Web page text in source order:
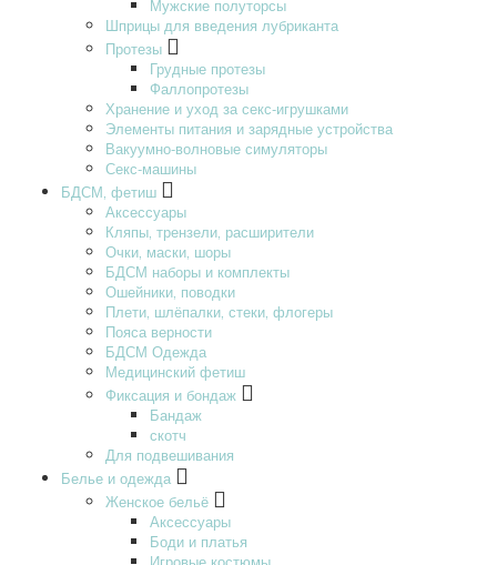
Мужские полуторсы
Шприцы для введения лубриканта
Протезы
Грудные протезы
Фаллопротезы
Хранение и уход за секс-игрушками
Элементы питания и зарядные устройства
Вакуумно-волновые симуляторы
Секс-машины
БДСМ‚ фетиш
Аксессуары
Кляпы‚ трензели‚ расширители
Очки‚ маски‚ шоры
БДСМ наборы и комплекты
Ошейники‚ поводки
Плети‚ шлёпалки‚ стеки‚ флогеры
Пояса верности
БДСМ Одежда
Медицинский фетиш
Фиксация и бондаж
Бандаж
скотч
Для подвешивания
Белье и одежда
Женское бельё
Аксессуары
Боди и платья